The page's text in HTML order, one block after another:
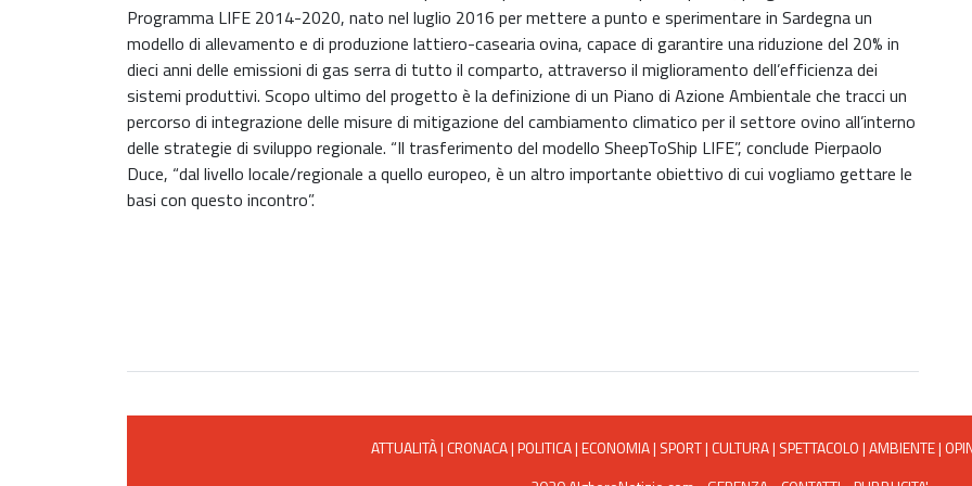
Programma LIFE 2014-2020, nato nel luglio 2016 per mettere a punto e sperimentare in Sardegna un
modello di allevamento e di produzione lattiero-casearia ovina, capace di garantire una riduzione del 20% in
dieci anni delle emissioni di gas serra di tutto il comparto, attraverso il miglioramento dell’efficienza dei
sistemi produttivi. Scopo ultimo del progetto è la definizione di un Piano di Azione Ambientale che tracci un
percorso di integrazione delle misure di mitigazione del cambiamento climatico per il settore ovino all’interno
delle strategie di sviluppo regionale. “Il trasferimento del modello SheepToShip LIFE”, conclude Pierpaolo
Duce, “dal livello locale/regionale a quello europeo, è un altro importante obiettivo di cui vogliamo gettare le
basi con questo incontro”.
ATTUALITÀ| CRONACA|POLITICA|ECONOMIA| SPORT| CULTURA| SPETTACOLO|AMBIENTE|